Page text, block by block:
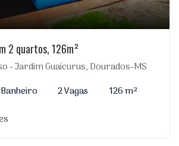
2 quartos, 126m²
- Jardim Guaicurus, Dourados-MS
2 Vagas
126 m²